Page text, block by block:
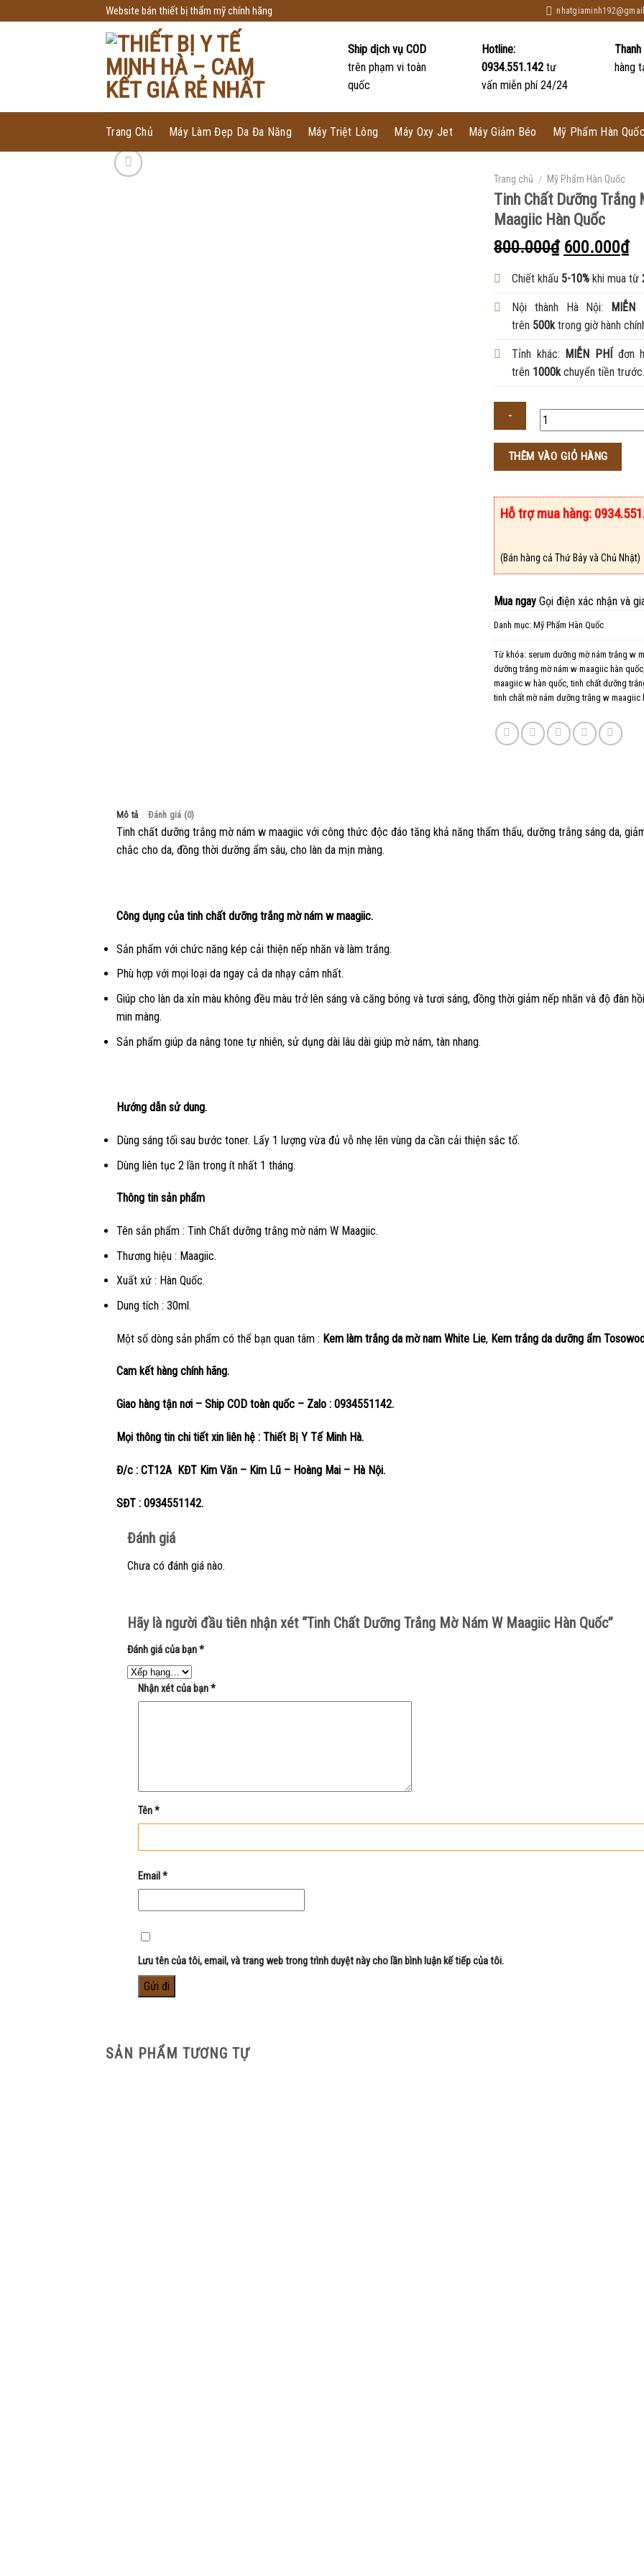
to
Website bán thiết bị thẩm mỹ chính hãng
Ship dịch vụ COD
trên phạm vi toàn
quốc
Hotline:
0934.551.142tư
vấn miễn phí 24/24
hàng
Trang Chủ Máy Làm Đẹp Da Đa Năng Máy Triệt Lông Máy Oxy Jet Máy Giảm Béo Mỹ Phẩm Hàn
Trang chủ / Mỹ Phẩm Hàn Quốc
Tinh Chất Dưỡng Trắng
Maagiic Hàn Quốc
800.000₫ 600.000₫
Chiết khấu 5-10% khi mua từ
Nội thành Hà Nội:
MIỄN
trên 500k trong giờ hành
Tỉnh khác: MIỄN PHÍđơn
trên 1000k chuyển tiền trước.
THÊM VÀO GIỎ HÀNG
Hỗ trợ mua hàng:
(Bán hàng cả Thứ Bảy và Chủ Nhật)
Mua ngay Gọi điện xác nhận và
Danh mục: Mỹ Phẩm Hàn Quốc
Từ khóa: serum dưỡng mờ nám trắng w
dưỡng trắng mờ nám w maagiic hàn quốc
maagiic w hàn quốc,tinh chất dưỡng
tinh chất mờ nám dưỡng trắng w maagiic
Mô tả Đánh giá (0)
Tinh chất dưỡng trắng mờ nám w maagiic với công thức độc đáo tăng khả năng thẩm thấu, dưỡng trắng sáng da,
chắc cho da, đồng thời dưỡng ẩm sâu, cho làn da mịn màng.
Công dụng của tinh chất dưỡng trắng mờ nám w maagiic.
Sản phẩm với chức năng kép cải thiện nếp nhăn và làm trắng.
Phù hợp với mọi loại da ngay cả da nhạy cảm nhất.
Giúp cho làn da xỉn màu không đều màu trở lên sáng và căng bóng và tươi sáng, đồng thời giảm nếp nhăn và độ đàn
min màng.
Sản phẩm giúp da nâng tone tự nhiên, sử dụng dài lâu dài giúp mờ nám, tàn nhang.
Hướng dẫn sử dung.
Dùng sáng tối sau bước toner. Lấy 1 lượng vừa đủ vỗ nhẹ lên vùng da cần cải thiện sắc tố.
Dùng liên tục 2 lần trong ít nhất 1 tháng.
Thông tin sản phẩm
Tên sản phẩm : Tinh Chất dưỡng trắng mờ nám W Maagiic.
Thương hiệu : Maagiic.
Xuất xứ : Hàn Quốc.
Dung tích : 30ml.
Một số dòng sản phẩm có thể bạn quan tâm : Kem làm trắng da mờ nam White Lie, Kem trắng da dưỡng ẩm
Cam kết hàng chính hãng.
Giao hàng tận nơi – Ship COD toàn quốc – Zalo : 0934551142.
Mọi thông tin chi tiết xin liên hệ : Thiết Bị Y Tế Minh Hà.
Đ/c : CT12A KĐT Kim Văn – Kim Lũ – Hoàng Mai – Hà Nội.
SĐT : 0934551142.
Đánh giá
Chưa có đánh giá nào.
Hãy là người đầu tiên nhận xét “Tinh Chất Dưỡng Trắng Mờ Nám W Maagiic Hàn Quốc”
Đánh giá của bạn*
Nhận xét của bạn*
Tên*
Email *
Lưu tên của tôi, email, và trang web trong trình duyệt này cho lần bình luận kế tiếp của tôi.
SẢN PHẨM TƯƠNG TỰ